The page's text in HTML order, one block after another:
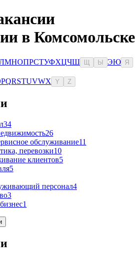
в Комсомольске
МНОПРСТУФХЦЧШ Ы ЭЮ Я
PQRSTUVWX Y Z
34
26
обслуживание11
перевозки10
клиентов5
5
персонал4
3
1